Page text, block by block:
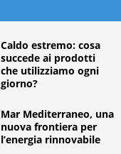
Caldo estremo: cosa
succede ai prodotti
che utilizziamo ogni
giorno?
Mar Mediterraneo, una
nuova frontiera per
l’energia rinnovabile